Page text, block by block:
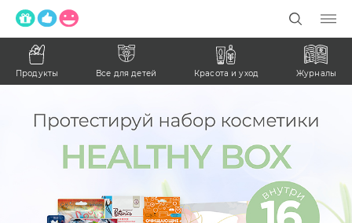
Продукты Все для детей Красота и уход Журналы